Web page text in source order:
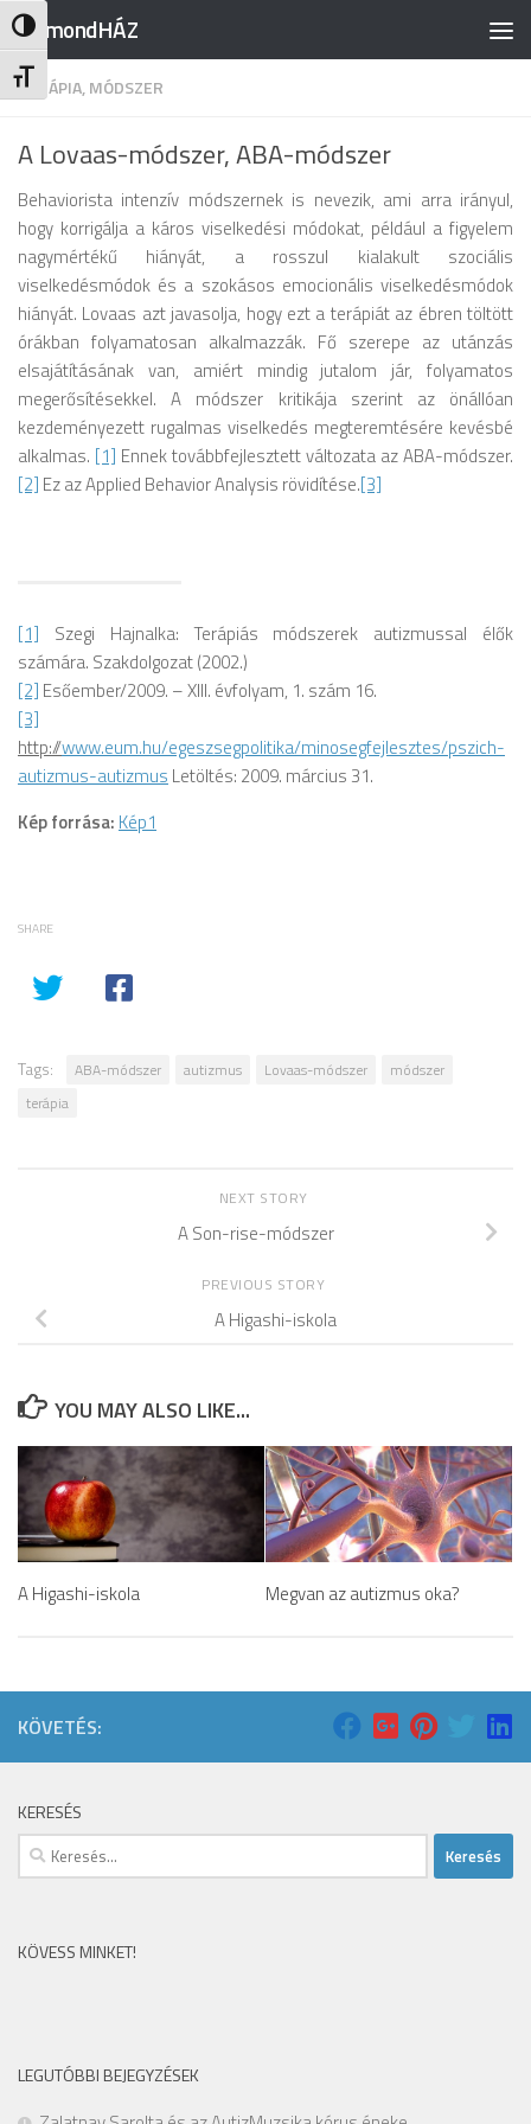
Nagy kontraszt váltása
Betűméret váltása
Skip to content
RajmondHÁZ
TERÁPIA, MÓDSZER
A Lovaas-módszer, ABA-módszer
Behaviorista intenzív módszernek is nevezik, ami arra irányul,
hogy korrigálja a káros viselkedési módokat, például a figyelem
nagymértékű hiányát, a rosszul kialakult szociális
viselkedésmódok és a szokásos emocionális viselkedésmódok
hiányát. Lovaas azt javasolja, hogy ezt a terápiát az ébren töltött
órákban folyamatosan alkalmazzák. Fő szerepe az utánzás
elsajátításának van, amiért mindig jutalom jár, folyamatos
megerősítésekkel. A módszer kritikája szerint az önállóan
kezdeményezett rugalmas viselkedés megteremtésére kevésbé
alkalmas. [1] Ennek továbbfejlesztett változata az ABA-módszer.
[2] Ez az Applied Behavior Analysis rövidítése.[3]
[1] Szegi Hajnalka: Terápiás módszerek autizmussal élők
számára. Szakdolgozat (2002.)
[2] Esőember/2009. – XIII. évfolyam, 1. szám 16.
[3]
http://www.eum.hu/egeszsegpolitika/minosegfejlesztes/pszich-
autizmus-autizmus Letöltés: 2009. március 31.
Kép forrása: Kép1
SHARE
Tags: ABA-módszer autizmus Lovaas-módszer
módszer
terápia
NEXT STORY
A Son-rise-módszer
PREVIOUS STORY
A Higashi-iskola
YOU MAY ALSO LIKE...
A Higashi-iskola Megvan az autizmus oka?
KÖVETÉS:
KERESÉS
Keresés:
KÖVESS MINKET!
LEGUTÓBBI BEJEGYZÉSEK